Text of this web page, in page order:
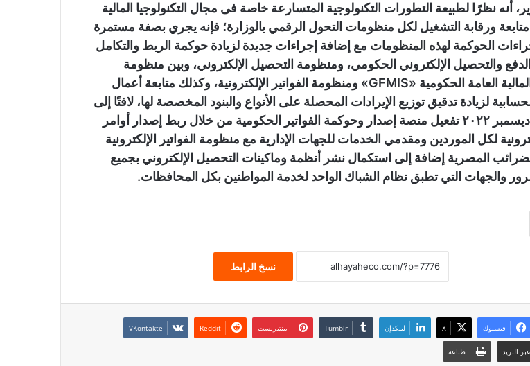
أنه نظرًا لطبيعة التطورات التكنولوجية المتسارعة خاصة فى مجال التكنولوجيا المالية
ورقابة التشغيل لكل منظومات التحول الرقمي بالوزارة؛ فإنه يجري بصفة مستمرة
الحوكمة لهذه المنظومات مع إضافة إجراءات جديدة لزيادة حوكمة الربط والتكامل
والتحصيل الإلكتروني الحكومي، ومنظومة التحصيل الإلكتروني، وبين منظومة
معلومات المالية العامة الحكومية «GFMIS» ومنظومة الفواتير الإلكترونية، وكذلك متابعة أعمال
لزيادة تدقيق توزيع الإيرادات المحصلة على الأنواع والبنود المخصصة لها، لافتًا إلى
أنه تم منذ ديسمبر ٢٠٢٢ تفعيل منصة إصدار وحوكمة الفواتير الحكومية من خلال ربط إصدار أوامر
لكل الموردين ومقدمي الخدمات للجهات الإدارية مع منظومة الفواتير الإلكترونية
المصرية إضافة إلى استكمال نشر أنظمة وماكينات التحصيل الإلكتروني بجميع
والجهات التي تطبق نظام الشباك الواحد لخدمة المواطنين بكل المحافظات.
نسخ الرابط
فيسبوك X لينكدإن بينتيريست
البريد طباعة